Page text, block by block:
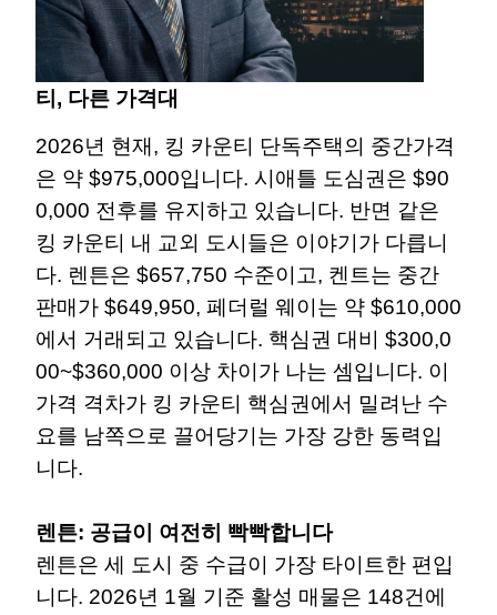
티, 다른 가격대
2026년 현재, 킹 카운티 단독주택의 중간가격
은 약 $975,000입니다. 시애틀 도심권은 $90
0,000 전후를 유지하고 있습니다. 반면 같은
킹 카운티 내 교외 도시들은 이야기가 다릅니
다. 렌튼은 $657,750 수준이고, 켄트는 중간
판매가 $649,950, 페더럴 웨이는 약 $610,000
에서 거래되고 있습니다. 핵심권 대비 $300,0
00~$360,000 이상 차이가 나는 셈입니다. 이
가격 격차가 킹 카운티 핵심권에서 밀려난 수
요를 남쪽으로 끌어당기는 가장 강한 동력입
니다.
렌튼: 공급이 여전히 빡빡합니다
렌튼은 세 도시 중 수급이 가장 타이트한 편입
니다. 2026년 1월 기준 활성 매물은 148건에